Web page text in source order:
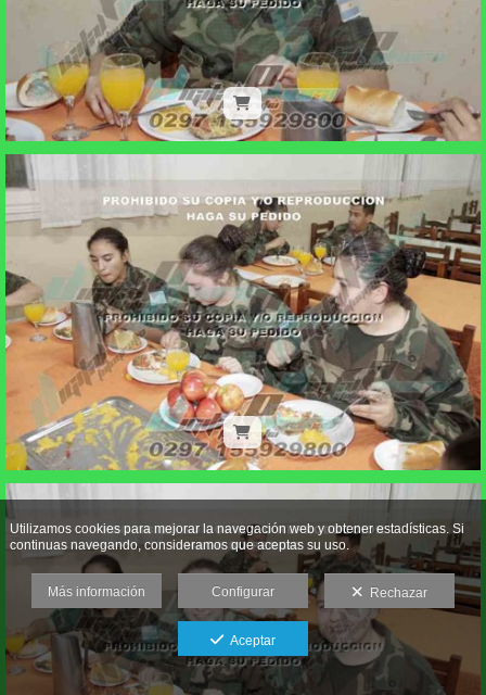
Utilizamos cookies para mejorar la navegación web y obtener estadísticas. Si
continuas navegando, consideramos que aceptas su uso.
Más información Configurar Rechazar
Aceptar